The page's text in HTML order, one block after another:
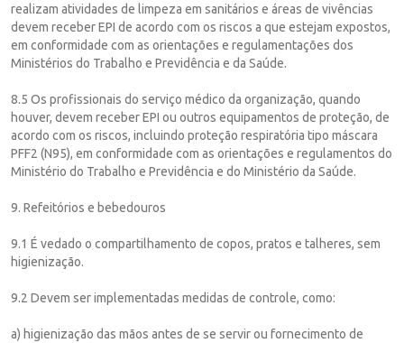
realizam atividades de limpeza em sanitários e áreas de vivências
devem receber EPI de acordo com os riscos a que estejam expostos,
em conformidade com as orientações e regulamentações dos
Ministérios do Trabalho e Previdência e da Saúde.
8.5 Os profissionais do serviço médico da organização, quando
houver, devem receber EPI ou outros equipamentos de proteção, de
acordo com os riscos, incluindo proteção respiratória tipo máscara
PFF2 (N95), em conformidade com as orientações e regulamentos do
Ministério do Trabalho e Previdência e do Ministério da Saúde.
9. Refeitórios e bebedouros
9.1 É vedado o compartilhamento de copos, pratos e talheres, sem
higienização.
9.2 Devem ser implementadas medidas de controle, como:
a) higienização das mãos antes de se servir ou fornecimento de